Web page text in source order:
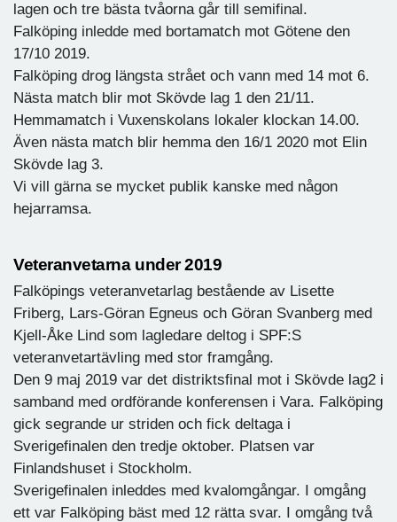
lagen och tre bästa tvåorna går till semifinal.
Falköping inledde med bortamatch mot Götene den
17/10 2019.
Falköping drog längsta strået och vann med 14 mot 6.
Nästa match blir mot Skövde lag 1 den 21/11.
Hemmamatch i Vuxenskolans lokaler klockan 14.00.
Även nästa match blir hemma den 16/1 2020 mot Elin
Skövde lag 3.
Vi vill gärna se mycket publik kanske med någon
hejarramsa.
Veteranvetarna under 2019
Falköpings veteranvetarlag bestående av Lisette
Friberg, Lars-Göran Egneus och Göran Svanberg med
Kjell-Åke Lind som lagledare deltog i SPF:S
veteranvetartävling med stor framgång.
Den 9 maj 2019 var det distriktsfinal mot i Skövde lag2 i
samband med ordförande konferensen i Vara. Falköping
gick segrande ur striden och fick deltaga i
Sverigefinalen den tredje oktober. Platsen var
Finlandshuset i Stockholm.
Sverigefinalen inleddes med kvalomgångar. I omgång
ett var Falköping bäst med 12 rätta svar. I omgång två